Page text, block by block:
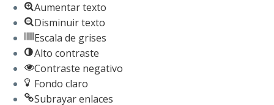
herramientasAumentar texto
Disminuir texto
Escala de grises
Alto contraste
Contraste negativo
Fondo claro
Subrayar enlaces